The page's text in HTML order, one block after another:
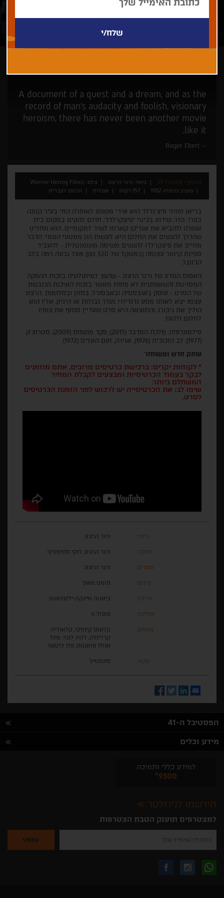
A document of a quest and a dream, and as the
record of man's audacity and foolish, visionary
heroism, there has never been another movie
like it.
Roger Ebert
ארכיון - פסטיבל 39 בימוי: ורנר הרצוג
צלם: ©Werner Herzog Film
מערב גרמניה 1982
157 דקות אנגלית תרגום לעברית
בריאן סוויני פיצ'גרלד הוא אירי משוגע לאופרה החי בעיר קטנה
בפרו. הזר, שידוע בכינוי "פיצקרלדו", חולם להקים במקום בית
אופרה ולהביא את אנריקו קארוזו לשיר למקומיים. הוא מחליט
שהדרך להגשים את החלום היא לעשות הון ממטעי הגומי. הדבר
מחייב את פיצקרלדו להגשים משימה מונומנטלית - להעביר
ספינת קיטור עצומה (במשקל של 320 טון) מעל גבעה רמה בלב
הג'ונגל.
האפוס הנודע של ורנר הרצוג - שהפך למיתולוגיה בזכות ההפקה
המסויטת והשאפתנית לא פחות מאשר בזכות האיכות הכובשת
של הסרט - עוסק באובססיה ובאבסורד, בחזון ובחלומות. הרצוג
עצמו יצא לאותו מסע גרנדיוזי, נעדר גבולות או היגיון, אליו הוא
הוליך את גיבורו, והתוצאה היא סרט שעדיין סוחף את צופיו
לחלום ולהעז.
פילמוגרפיה: מלכת המדבר (2015), פקד מושחת (2009), סטרוצ’ק
(1977), לב הזכוכית (1976), אגירה, זעם האלים (1972).
עותק חדש ומשוחזר
* לקוחות יקרים: ברכישת כרטיסים מרובים, אתם מוזמנים
לבקר בעמוד הכרטיסיות ומבצעים לקבלת המחיר
המשתלם ביותר.
שימו לב: את הכרטיסייה יש לרכוש לפני הזמנת הכרטיסים
לסרט.
בימוי ורנר הרצוג
הפקה ורנר הרצוג, לוקי סטיפטיץ'
תסריט ורנר הרצוג
צילום תומס מאוך
עריכה ביאטה מיינקה-ילינגהאוס
מוזיקה פופול וו
משחק
קלאוס קינסקי, קלאודיה
קרדינלה, ז'וזה לוגוי, מיגל
אנחל פואנטס, פול היטשר
מקור סינסטייג'
Email
LinkedIn
Twitter
Facebook
הפסטיבל ה-41
מידע וכלים
למידע כללי ותמיכה
*9300
הירשמו לניוזלטר
למצטרפים תוענק הטבת הצטרפות
להזין
שלך
לקבלת עקבו